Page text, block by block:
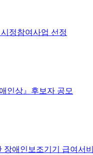
정참여사업 선정
인상』후보자 공모
애인보조기기 급여서